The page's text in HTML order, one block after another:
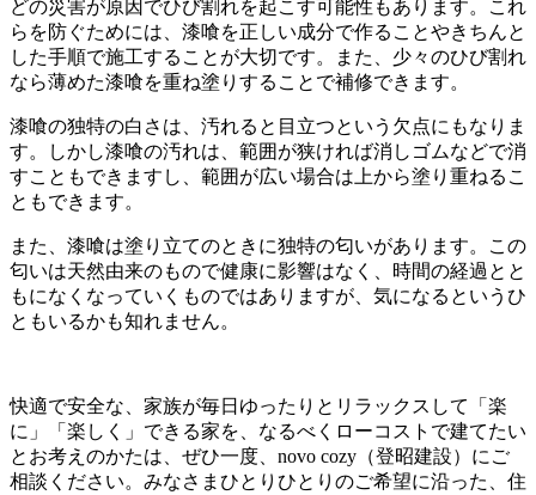
どの災害が原因でひび割れを起こす可能性もあります。これ
らを防ぐためには、漆喰を正しい成分で作ることやきちんと
した手順で施工することが大切です。また、少々のひび割れ
なら薄めた漆喰を重ね塗りすることで補修できます。
漆喰の独特の白さは、汚れると目立つという欠点にもなりま
す。しかし漆喰の汚れは、範囲が狭ければ消しゴムなどで消
すこともできますし、範囲が広い場合は上から塗り重ねるこ
ともできます。
また、漆喰は塗り立てのときに独特の匂いがあります。この
匂いは天然由来のもので健康に影響はなく、時間の経過とと
もになくなっていくものではありますが、気になるというひ
ともいるかも知れません。
快適で安全な、家族が毎日ゆったりとリラックスして「楽
に」「楽しく」できる家を、なるべくローコストで建てたい
とお考えのかたは、ぜひ一度、novo cozy（登昭建設）にご
相談ください。みなさまひとりひとりのご希望に沿った、住